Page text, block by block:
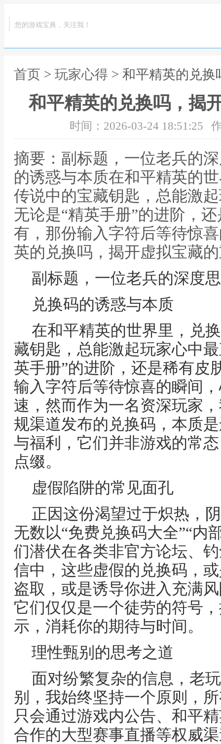
您的游戏宝典，关注我！
首页 > 玩家心得 > 和平精英的兑
和平精英的兑换吗，揭
时间：2026-03-24 18:51:25
摘要：副标题，一位老兵的
的诱惑与本质在和平精英的
传说中的宝藏钥匙，总能激
无论是“精英手册”的进阶，
有，那份输入字符后等待惊
英的兑换吗，揭开虚拟宝藏
副标题，一位老兵的深度
兑换码的诱惑与本质
在和平精英的世界里，兑
藏钥匙，总能激起玩家心中
英手册”的进阶，还是稀有皮
输入字符后等待惊喜的瞬间
速，然而作为一名资深玩家
规渠道发布的兑换码，本质
与福利，它们并非游戏的常
点缀。
虚假陷阱的常见面孔
正因这份渴望过于炽热，
无数以“免费兑换码大全”“内
们潜伏在各类非官方论坛、
信中，这些虚假的兑换码，
盗取，或是诱导你进入充满
它们仅仅是一个徒劳的符号
示，消耗你的期待与时间。
理性甄别的思考之道
面对纷繁复杂的信息，老
别，我始终坚持一个原则，
只会通过游戏内公告、和平
合作的大型赛事直播等权威